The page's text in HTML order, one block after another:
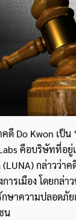
ดี Do Kwon เป็น
คือบริษัทที่อยู่
กล่าวว่าค
การเมือง โดยกล่า
กษาความปลอดภั
น